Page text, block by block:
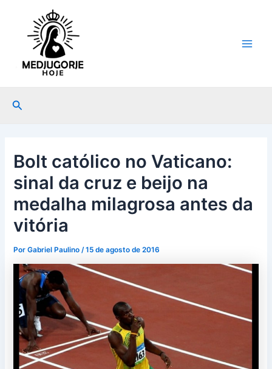
conteúdo
Pesquisar
Bolt católico no Vaticano:
sinal da cruz e beijo na
medalha milagrosa antes da
vitória
PorGabriel Paulino/15 de agosto de 2016
navigation